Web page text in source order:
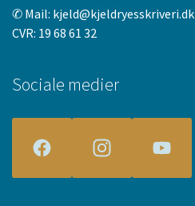
✆ Mail: kjeld@kjeldryesskriveri.dk
CVR: 19 68 61 32
Sociale medier